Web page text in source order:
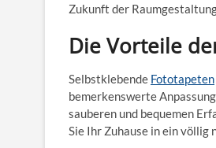
Zukunft der
Die Vorteile
Selbstklebende Fototapeten
bemerkenswerte
sauberen und bequemen
Sie Ihr Zuhause in ein völlig